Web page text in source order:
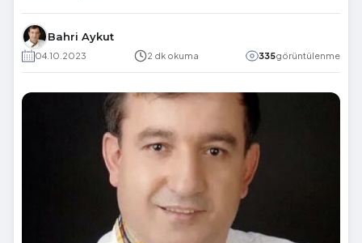
Bahri Aykut
04.10.2023 2 dk okuma 335görüntülenme